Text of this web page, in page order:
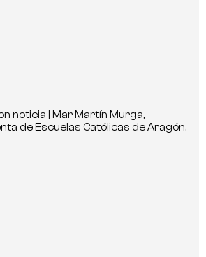
noticia | Mar Martín Murga,
de Escuelas Católicas de Aragón.